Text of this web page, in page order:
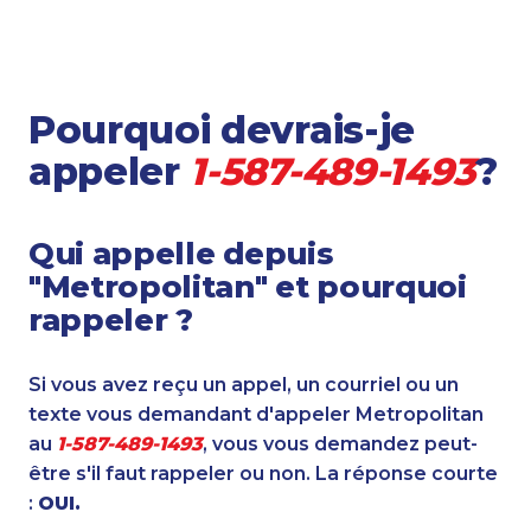
Pourquoi devrais-je
appeler 1-587-489-1493?
Qui appelle depuis
"Metropolitan" et pourquoi
rappeler ?
Si vous avez reçu un appel, un courriel ou un
texte vous demandant d'appeler Metropolitan
au 1-587-489-1493, vous vous demandez peut-
être s'il faut rappeler ou non. La réponse courte
: OUI.